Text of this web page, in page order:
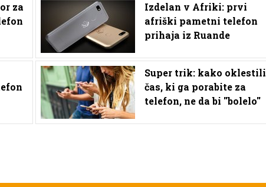
za
Izdelan v Afriki: prvi
afriški pametni telefon
prihaja iz Ruande
Super trik: kako oklestili
čas, ki ga porabite za
telefon, ne da bi ''bolelo''